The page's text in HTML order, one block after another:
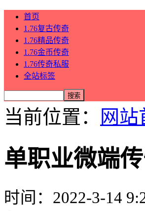
首页
1.76复古传奇
1.76精品传奇
1.76金币传奇
1.76传奇私服
全站标签
当前位置： 网站
单职业微端
时间：2022-3-14